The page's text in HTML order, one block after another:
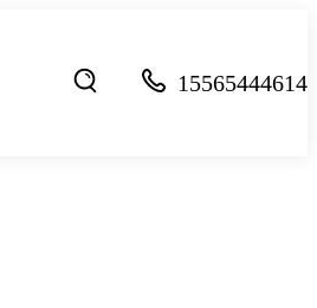
15565444614